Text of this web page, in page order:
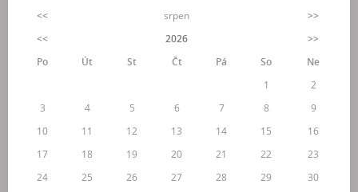
<< srpen
>>
<<
2026
>>
Po
Út St Čt Pá So
Ne
1
2
3
4 5 6 7 8
9
10
11 12 13 14 15
16
17
18 19 20 21 22
23
24
25 26 27 28 29
30